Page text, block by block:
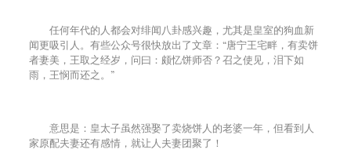
任何年代的人都会对绯闻八卦感兴趣，尤其是皇室的狗血新
闻更吸引人。有些公众号很快放出了文章：“唐宁王宅畔，有卖饼
者妻美，王取之经岁，问曰：颇忆饼师否？召之使见，泪下如
雨，王悯而还之。”
意思是：皇太子虽然强娶了卖烧饼人的老婆一年，但看到人
家原配夫妻还有感情，就让人夫妻团聚了！